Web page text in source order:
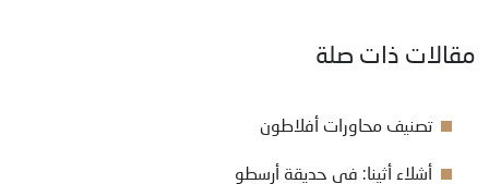
مقالات ذات صلة
تصنيف محاورات أفلاطون
أشلاء أثينا: في حديقة أرسطو